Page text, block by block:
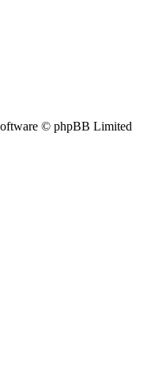
© phpBB Limited